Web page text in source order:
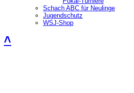
Schach ABC für Neulinge
Jugendschutz
WSJ-Shop
˄